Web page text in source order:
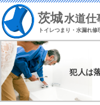
茨城水道仕
トイレつまり・水漏れ修
犯人は